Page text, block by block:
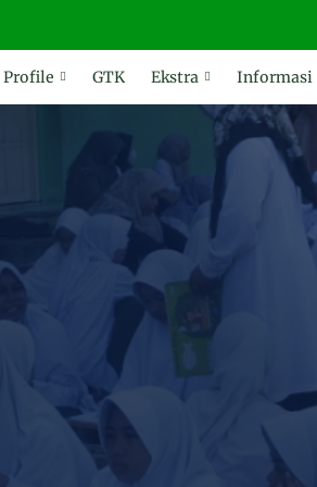
Profile GTK Ekstra Informasi